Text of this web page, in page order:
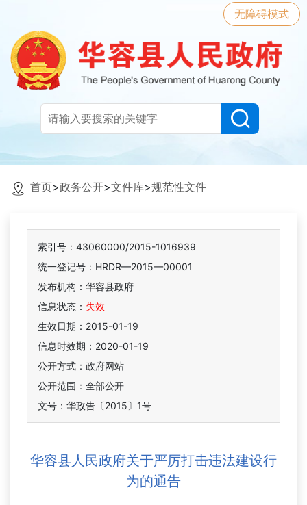
无障碍模式
首页>政务公开>文件库>规范性文件
索引号：43060000/2015-1016939
统一登记号：HRDR—2015—00001
发布机构：华容县政府
信息状态： 失效
生效日期：2015-01-19
信息时效期： 2020-01-19
公开方式：政府网站
公开范围：全部公开
文号：华政告〔2015〕1号
华容县人民政府关于严厉打击违法建设行
为的通告